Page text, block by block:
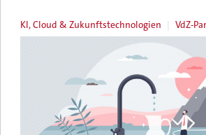
KI, Cloud & Zukunftstechnologien VdZ-